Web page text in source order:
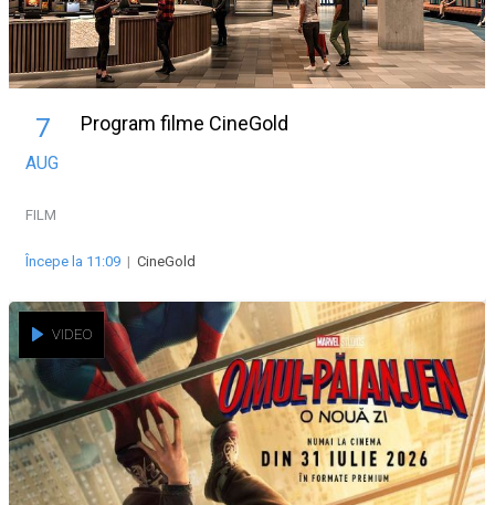
7
AUG
Program filme CineGold
FILM
Începe la 11:09 | CineGold
VIDEO